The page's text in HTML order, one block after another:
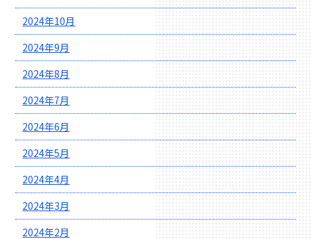
2024年10月
2024年9月
2024年8月
2024年7月
2024年6月
2024年5月
2024年4月
2024年3月
2024年2月